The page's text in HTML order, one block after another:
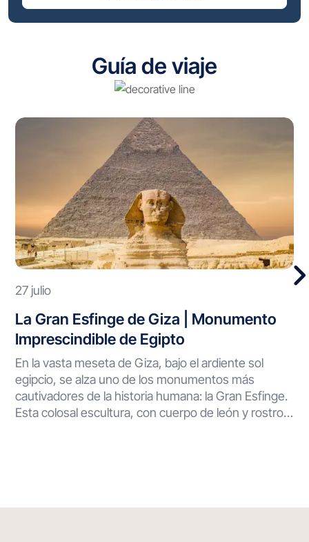
Guía de viaje
27 julio
La Gran Esfinge de Giza | Monumento
Imprescindible de Egipto
En la vasta meseta de Giza, bajo el ardiente sol
egipcio, se alza uno de los monumentos más
cautivadores de la historia humana: la Gran Esfinge.
Esta colosal escultura, con cuerpo de león y rostro
una proeza arquitectónica sin precedentes.